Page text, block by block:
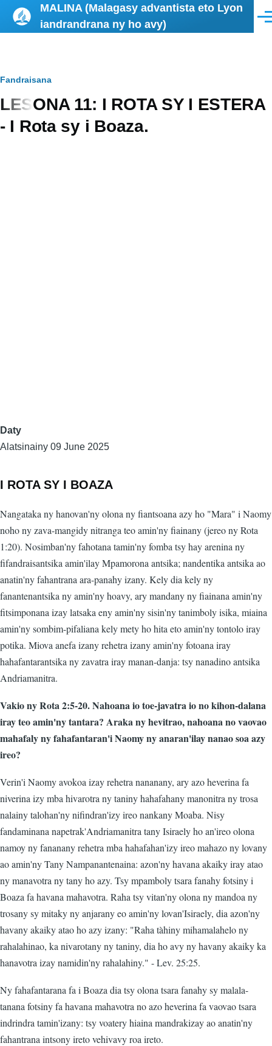
Skip to main content
MALINA (Malagasy advantista eto Lyon
iandrandrana ny ho avy)
Breadcrumb
Fandraisana
LESONA 11: I ROTA SY I ESTERA
- I Rota sy i Boaza.
Daty
Alatsinainy 09 June 2025
I ROTA SY I BOAZA
Nangataka ny hanovan'ny olona ny fiantsoana azy ho "Mara" i Naomy
noho ny zava-mangidy nitranga teo amin'ny fiainany (jereo ny Rota
1:20). Nosimban'ny fahotana tamin'ny fomba tsy hay arenina ny
fifandraisantsika amin'ilay Mpamorona antsika; nandentika antsika ao
anatin'ny fahantrana ara-panahy izany. Kely dia kely ny
fanantenantsika ny amin'ny hoavy, ary mandany ny fiainana amin'ny
fitsimponana izay latsaka eny amin'ny sisin'ny tanimboly isika, miaina
amin'ny sombim-pifaliana kely mety ho hita eto amin'ny tontolo iray
potika. Miova anefa izany rehetra izany amin'ny fotoana iray
hahafantarantsika ny zavatra iray manan-danja: tsy nanadino antsika
Andriamanitra.
Vakio ny Rota 2:5-20. Nahoana io toe-javatra io no kihon-dalana
iray teo amin'ny tantara? Araka ny hevitrao, nahoana no vaovao
mahafaly ny fahafantaran'i Naomy ny anaran'ilay nanao soa azy
ireo?
Verin'i Naomy avokoa izay rehetra nananany, ary azo heverina fa
niverina izy mba hivarotra ny taniny hahafahany manonitra ny trosa
nalainy talohan'ny nifindran'izy ireo nankany Moaba. Nisy
fandaminana napetrak'Andriamanitra tany Isiraely ho an'ireo olona
namoy ny fananany rehetra mba hahafahan'izy ireo mahazo ny lovany
ao amin'ny Tany Nampanantenaina: azon'ny havana akaiky iray atao
ny manavotra ny tany ho azy. Tsy mpamboly tsara fanahy fotsiny i
Boaza fa havana mahavotra. Raha tsy vitan'ny olona ny mandoa ny
trosany sy mitaky ny anjarany eo amin'ny lovan'Isiraely, dia azon'ny
havany akaiky atao ho azy izany: "Raha tàhiny mihamalahelo ny
rahalahinao, ka nivarotany ny taniny, dia ho avy ny havany akaiky ka
hanavotra izay namidin'ny rahalahiny." - Lev. 25:25.
Ny fahafantarana fa i Boaza dia tsy olona tsara fanahy sy malala-
tanana fotsiny fa havana mahavotra no azo heverina fa vaovao tsara
indrindra tamin'izany: tsy voatery hiaina mandrakizay ao anatin'ny
fahantrana intsony ireto vehivavy roa ireto.